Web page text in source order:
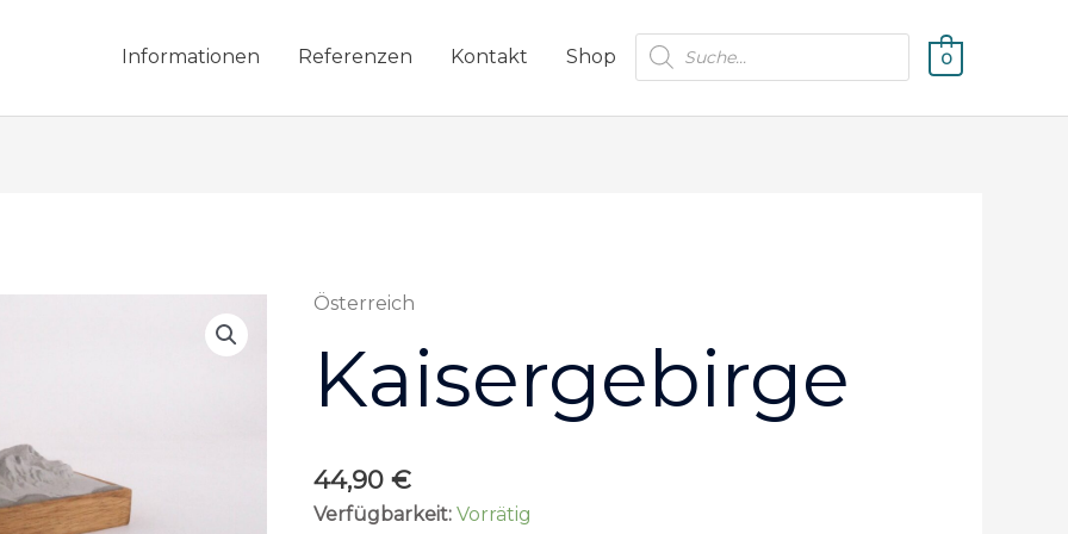
Informationen Referenzen Kontakt Shop
Products
search
0
Österreich
Kaisergebirge
44,90€
Verfügbarkeit: Vorrätig
Kaisergebirge